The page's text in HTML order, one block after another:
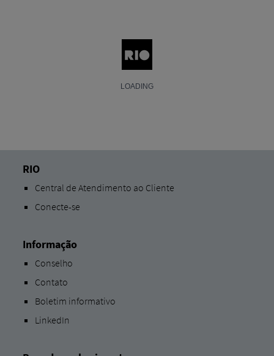
RIO
Central de Atendimento ao Cliente
Conecte-se
Informação
Conselho
Contato
Boletim informativo
LinkedIn